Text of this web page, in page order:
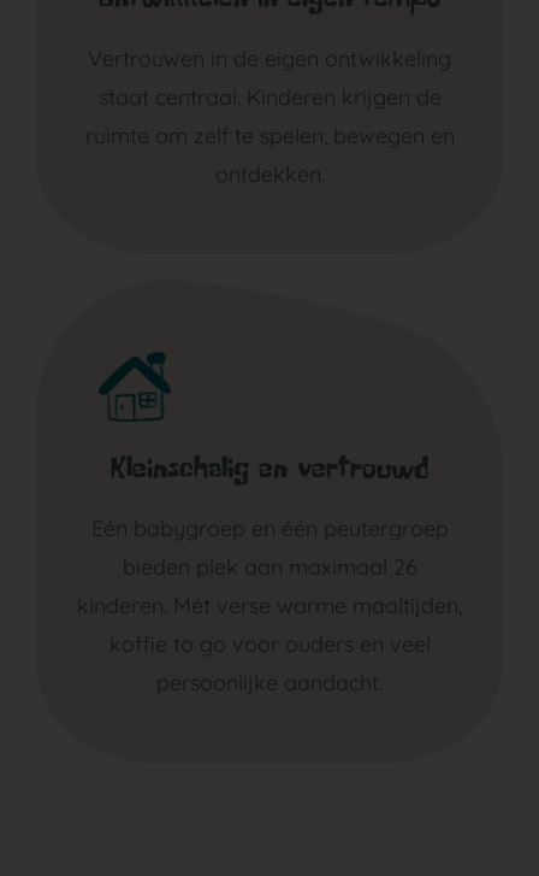
Vertrouwen in de eigen ontwikkeling
staat centraal. Kinderen krijgen de
ruimte om zelf te spelen, bewegen en
ontdekken.
Kleinschalig en vertrouwd
Eén babygroep en één peutergroep
bieden plek aan maximaal 26
kinderen. Mét verse warme maaltijden,
koffie to go voor ouders en veel
persoonlijke aandacht.